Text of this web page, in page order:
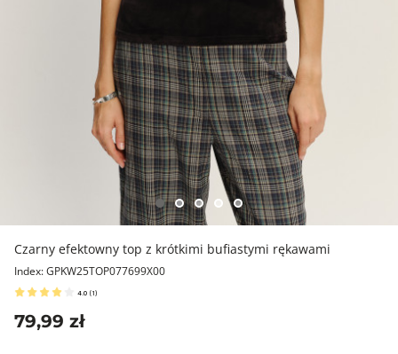
Czarny efektowny top z krótkimi bufiastymi rękawami
Index: GPKW25TOP077699X00
4.0 (1 )
79,99 zł